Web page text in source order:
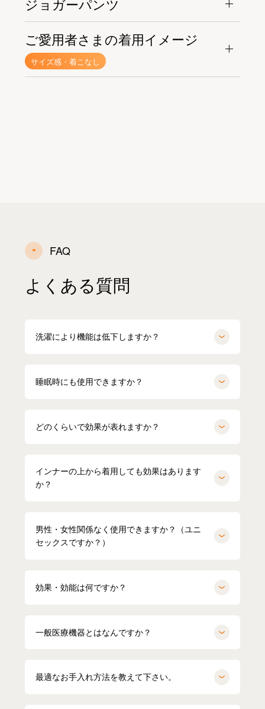
ジョガーパンツ
ご愛用者さまの着用イメージ
サイズ感・着こなし
FAQ
よくある質問
洗濯により機能は低下しますか？
睡眠時にも使用できますか？
どのくらいで効果が表れますか？
インナーの上から着用しても効果はあります
か？
男性・女性関係なく使用できますか？（ユニ
セックスですか？）
効果・効能は何ですか？
一般医療機器とはなんですか？
最適なお手入れ方法を教えて下さい。